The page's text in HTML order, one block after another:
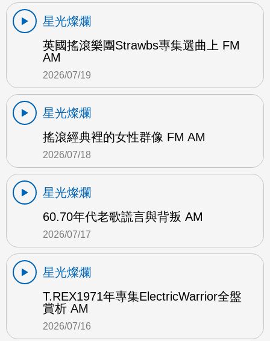
星光燦爛
英國搖滾樂團Strawbs專集選曲上 FM
AM
2026/07/19
星光燦爛
搖滾經典裡的女性群像 FM AM
2026/07/18
星光燦爛
60.70年代老歌謊言與背叛 AM
2026/07/17
星光燦爛
T.REX1971年專集ElectricWarrior全盤
賞析 AM
2026/07/16